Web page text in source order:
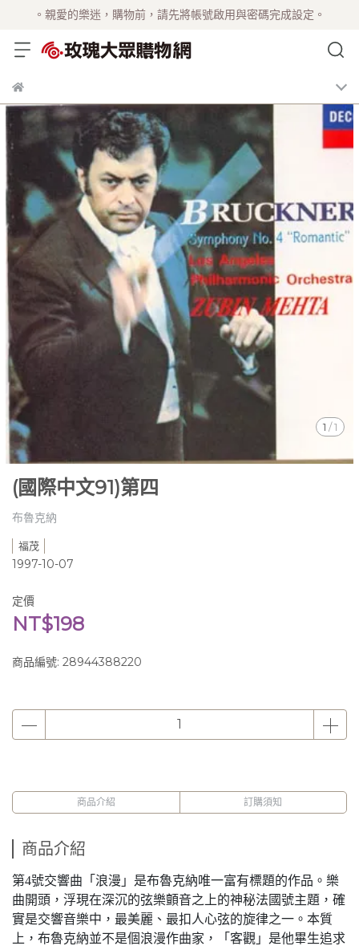
。親愛的樂迷，購物前，請先將帳號啟用與密碼完成設定。
1 /1
(國際中文91)第四
布魯克納
福茂
1997-10-07
定價
NT$198
商品編號: 28944388220
商品介紹 訂購須知
商品介紹
第4號交響曲「浪漫」是布魯克納唯一富有標題的作品。樂
曲開頭，浮現在深沉的弦樂顫音之上的神秘法國號主題，確
實是交響音樂中，最美麗、最扣人心弦的旋律之一。本質
上，布魯克納並不是個浪漫作曲家，「客觀」是他畢生追求